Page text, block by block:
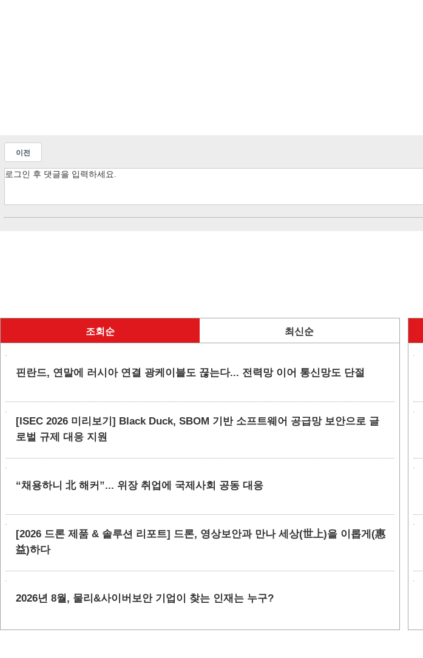
이전
조회순 최신순
핀란드, 연말에 러시아 연결 광케이블도 끊는다... 전력망 이어 통신망도 단절
[ISEC 2026 미리보기] Black Duck, SBOM 기반 소프트웨어 공급망 보안으로 글
로벌 규제 대응 지원
“채용하니 北 해커”... 위장 취업에 국제사회 공동 대응
[2026 드론 제품 & 솔루션 리포트] 드론, 영상보안과 만나 세상(世上)을 이롭게(惠
益)하다
2026년 8월, 물리&사이버보안 기업이 찾는 인재는 누구?